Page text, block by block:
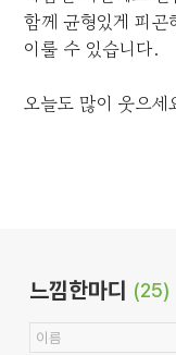
함께 균형있게 피곤
이룰 수 있습니다.
오늘도 많이 웃으세
느낌한마디 (25)